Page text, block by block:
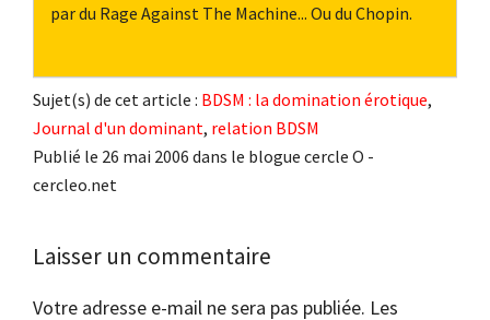
par du Rage Against The Machine... Ou du Chopin.
Sujet(s) de cet article : BDSM : la domination érotique,
Journal d'un dominant, relation BDSM
Publié le 26 mai 2006 dans le blogue cercle O -
cercleo.net
Interactions
lecteur
Laisser un commentaire
Votre adresse e-mail ne sera pas publiée. Les